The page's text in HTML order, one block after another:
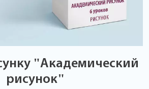
"Академический
рисунок"